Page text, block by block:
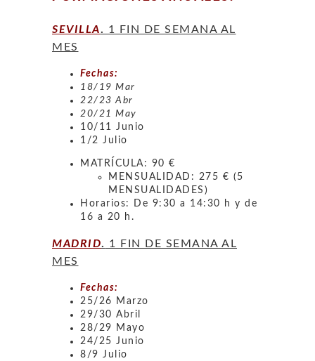
SEVILLA. 1 FIN DE SEMANA AL
MES
Fechas:
18/19 Mar
22/23 Abr
20/21 May
10/11 Junio
1/2 Julio
MATRÍCULA: 90 €
MENSUALIDAD: 275 € (5
MENSUALIDADES)
Horarios: De 9:30 a 14:30 h y de
16 a 20 h.
MADRID. 1 FIN DE SEMANA AL
MES
Fechas:
25/26 Marzo
29/30 Abril
28/29 Mayo
24/25 Junio
8/9 Julio